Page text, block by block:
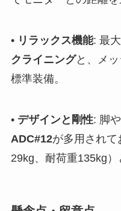
• リラックス機能: 最
クライニングと、メ
標準装備。
• デザインと剛性: 脚
ADC#12が多用されて
29kg、耐荷重135kg）